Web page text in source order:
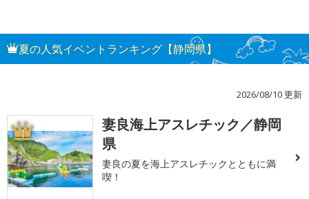
夏の人気イベントランキング【静岡県】
2026/08/10 更新
1
妻良海上アスレチック／静岡
県
妻良の夏を海上アスレチックとともに満
喫！